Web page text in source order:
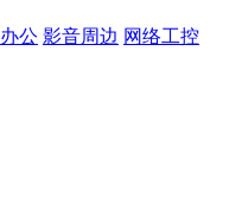
公 影音周边 网络工控